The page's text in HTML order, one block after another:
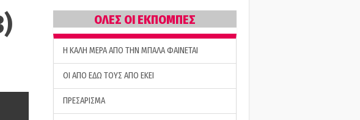
ΟΛΕΣ ΟΙ ΕΚΠΟΜΠΕΣ
H ΚΑΛΗ ΜΕΡΑ ΑΠΟ ΤΗΝ ΜΠΑΛΑ ΦΑΙΝΕΤΑΙ
ΟΙ ΑΠΟ ΕΔΩ ΤΟΥΣ ΑΠΟ ΕΚΕΙ
ΠΡΕΣΑΡΙΣΜΑ